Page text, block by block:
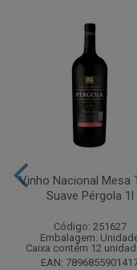
Vinho Nacional Mesa
Suave Pérgola 1l
Código: 251627
Embalagem:
Caixa contém 12
EAN: